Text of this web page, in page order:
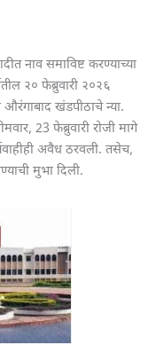
नाव समाविष्ट करण्याच्या
२० फेब्रुवारी २०२६
खंडपीठाचे न्या.
23 फेब्रुवारी रोजी मागे
अवैध ठरवली. तसेच,
मुभा दिली.